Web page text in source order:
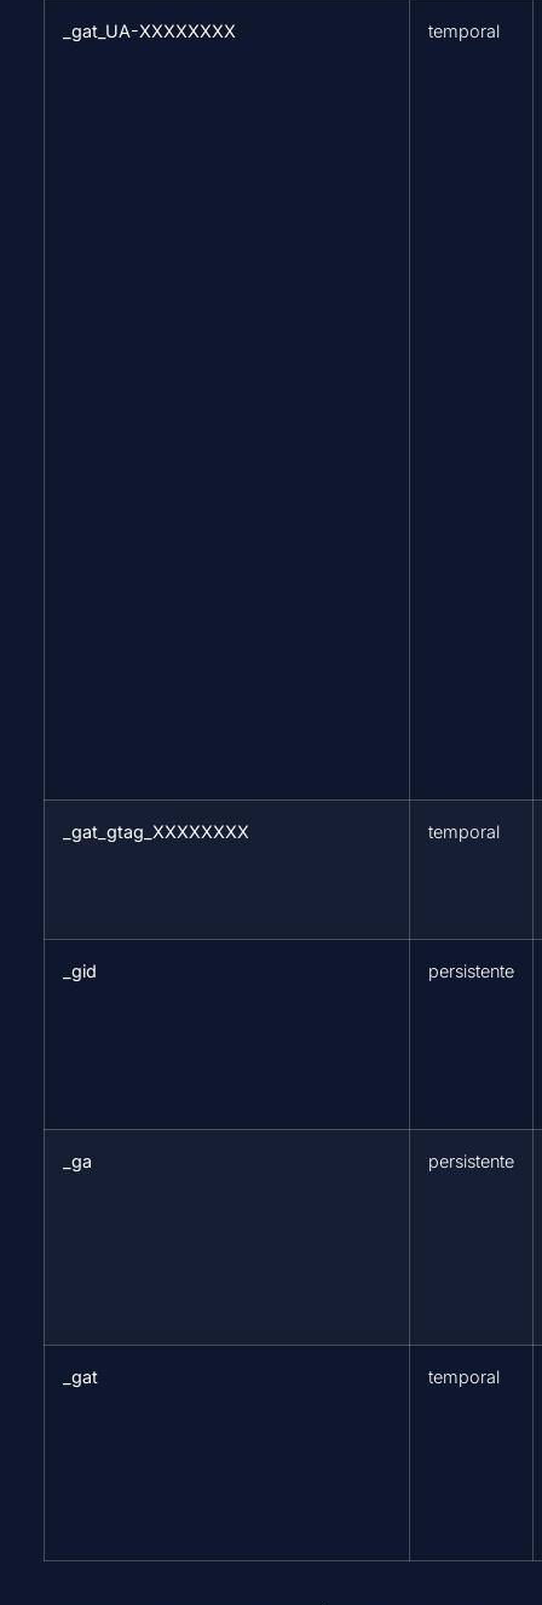
_gat_UA-XXXXXXXX temporal
_gat_gtag_XXXXXXXX temporal
_gid persistente
_ga persistente
_gat temporal